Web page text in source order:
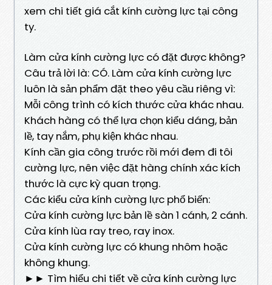
xem chi tiết giá cắt kính cường lực tại công
ty.
Làm cửa kính cường lực có đặt được không?
Câu trả lời là: CÓ. Làm cửa kính cường lực
luôn là sản phẩm đặt theo yêu cầu riêng vì:
Mỗi công trình có kích thước cửa khác nhau.
Khách hàng có thể lựa chọn kiểu dáng, bản
lề, tay nắm, phụ kiện khác nhau.
Kính cần gia công trước rồi mới đem đi tôi
cường lực, nên việc đặt hàng chính xác kích
thước là cực kỳ quan trọng.
Các kiểu cửa kính cường lực phổ biến:
Cửa kính cường lực bản lề sàn 1 cánh, 2 cánh.
Cửa kính lùa ray treo, ray inox.
Cửa kính cường lực có khung nhôm hoặc
không khung.
►► Tìm hiểu chi tiết về cửa kính cường lực